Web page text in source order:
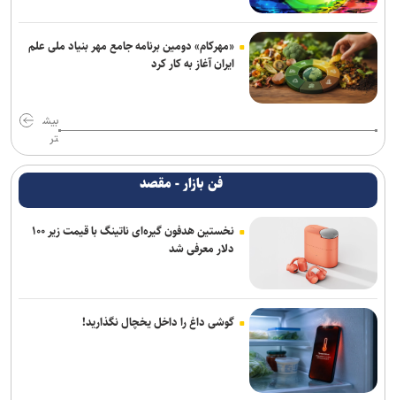
«مهرکام» دومین برنامه جامع مهر بنیاد ملی علم
ایران آغاز به کار کرد
بیش
تر
فن بازار - مقصد
نخستین هدفون گیره‌ای ناتینگ با قیمت زیر ۱۰۰
دلار معرفی شد
گوشی داغ را داخل یخچال نگذارید!